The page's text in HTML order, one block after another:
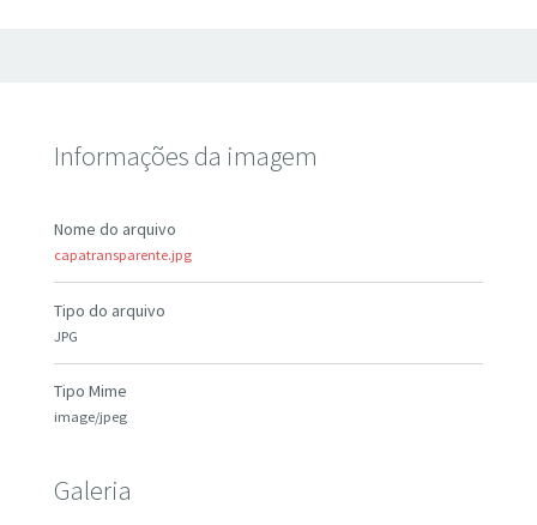
Informações da imagem
Nome do arquivo
capatransparente.jpg
Tipo do arquivo
JPG
Tipo Mime
image/jpeg
Galeria